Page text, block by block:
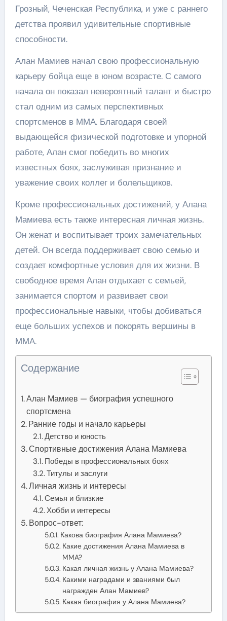
Грозный, Чеченская Республика, и уже с раннего
детства проявил удивительные спортивные
способности.
Алан Мамиев начал свою профессиональную
карьеру бойца еще в юном возрасте. С самого
начала он показал невероятный талант и быстро
стал одним из самых перспективных
спортсменов в ММА. Благодаря своей
выдающейся физической подготовке и упорной
работе, Алан смог победить во многих
известных боях, заслуживая признание и
уважение своих коллег и болельщиков.
Кроме профессиональных достижений, у Алана
Мамиева есть также интересная личная жизнь.
Он женат и воспитывает троих замечательных
детей. Он всегда поддерживает свою семью и
создает комфортные условия для их жизни. В
свободное время Алан отдыхает с семьей,
занимается спортом и развивает свои
профессиональные навыки, чтобы добиваться
еще больших успехов и покорять вершины в
ММА.
Содержание
Алан Мамиев — биография успешного
спортсмена
Ранние годы и начало карьеры
Детство и юность
Спортивные достижения Алана Мамиева
Победы в профессиональных боях
Титулы и заслуги
Личная жизнь и интересы
Семья и близкие
Хобби и интересы
Вопрос-ответ:
Какова биография Алана Мамиева?
Какие достижения Алана Мамиева в
MMA?
Какая личная жизнь у Алана Мамиева?
Какими наградами и званиями был
награжден Алан Мамиев?
Какая биография у Алана Мамиева?